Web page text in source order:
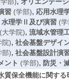
習(学部), 応用水理
水理学Ⅱ及び演習(学
学院), 流域水管理
), 社会基盤デザイ
), 社会基盤設計演
ント (学部), 防災・
質保全機能に関す